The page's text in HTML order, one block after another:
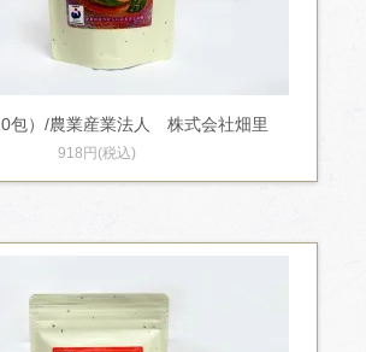
包）/農業産業法人 株式会社畑里
918円(税込)